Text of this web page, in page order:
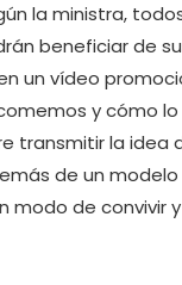
la ministra,
beneficiar de
un vídeo
y cómo
transmitir la idea
de un
modo de convivir